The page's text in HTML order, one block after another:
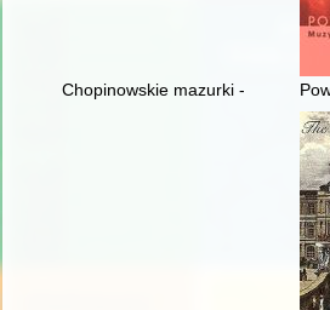
Chopinowskie mazurki - czyli